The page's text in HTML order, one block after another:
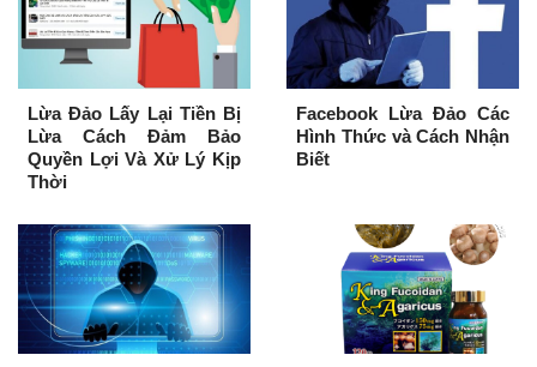
Lừa Đảo Lấy Lại Tiền Bị
Lừa Cách Đảm Bảo
Quyền Lợi Và Xử Lý Kịp
Thời
Facebook Lừa Đảo Các
Hình Thức và Cách Nhận
Biết